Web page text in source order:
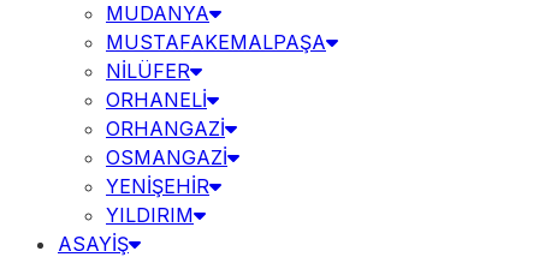
MUDANYA
MUSTAFAKEMALPAŞA
NİLÜFER
ORHANELİ
ORHANGAZİ
OSMANGAZİ
YENİŞEHİR
YILDIRIM
ASAYİŞ